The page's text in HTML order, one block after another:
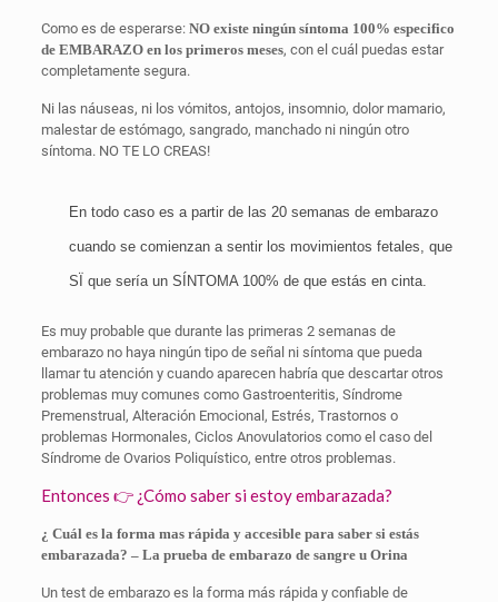
Como es de esperarse: NO existe ningún síntoma 100% especifico
de EMBARAZO en los primeros meses, con el cuál puedas estar
completamente segura.
Ni las náuseas, ni los vómitos, antojos, insomnio, dolor mamario,
malestar de estómago, sangrado, manchado ni ningún otro
síntoma. NO TE LO CREAS!
En todo caso es a partir de las 20 semanas de embarazo
cuando se comienzan a sentir los movimientos fetales, que
SÏ que sería un SÍNTOMA 100% de que estás en cinta.
Es muy probable que durante las primeras 2 semanas de
embarazo no haya ningún tipo de señal ni síntoma que pueda
llamar tu atención y cuando aparecen habría que descartar otros
problemas muy comunes como Gastroenteritis, Síndrome
Premenstrual, Alteración Emocional, Estrés, Trastornos o
problemas Hormonales, Ciclos Anovulatorios como el caso del
Síndrome de Ovarios Poliquístico, entre otros problemas.
Entonces 👉 ¿Cómo saber si estoy embarazada?
¿ Cuál es la forma mas rápida y accesible para saber si estás
embarazada? – La prueba de embarazo de sangre u Orina
Un test de embarazo es la forma más rápida y confiable de